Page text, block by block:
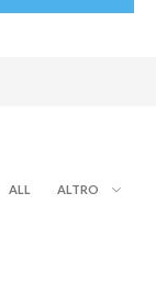
ALL ALTRO